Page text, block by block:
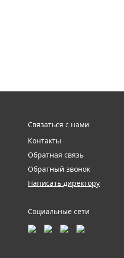
Связаться с нами
Контакты
Обратная связь
Обратный звонок
Написать директору
Социальные сети